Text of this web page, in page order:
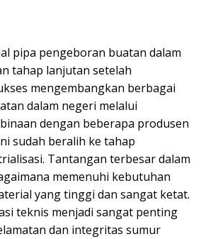
pipa pengeboran buatan dalam
tahap lanjutan setelah
mengembangkan berbagai
dalam negeri melalui
dengan beberapa produsen
sudah beralih ke tahap
Tantangan terbesar dalam
memenuhi kebutuhan
yang tinggi dan sangat ketat.
teknis menjadi sangat penting
dan integritas sumur